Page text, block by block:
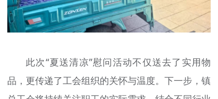
此次“夏送清凉”慰问活动不仅送去了实用物
品，更传递了工会组织的关怀与温度。下一步，镇